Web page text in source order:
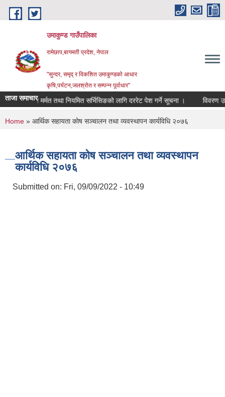
Skip to main content
उमाकुण्ड गाउँपालिका
रामेछाप,बागमती प्रदेश, नेपाल
"सुन्दर, समृद् र विकशित उमाकुण्डको आधार
कृषि,पर्यटन,जलश्रोत र सम्पन्न पूर्वाधार"
ताजा समाचार
साधन मर्मत तथा नियमित सर्भिसिङको लागि दररेट पेश गर्ने सूचना । विवरण उपलब्ध
You are here
Home » आर्थिक सहायता काेष सञ्चालन तथा व्यवस्थापन कार्यविधि २०७६
आर्थिक सहायता काेष सञ्चालन तथा व्यवस्थापन
कार्यविधि २०७६
Submitted on: Fri, 09/09/2022 - 10:49